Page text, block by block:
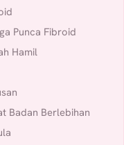
Punca Fibroid
Hamil
Badan Berlebihan